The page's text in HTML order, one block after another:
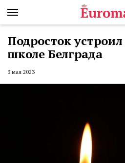
Подросток устроил
школе Белграда
3 мая 2023